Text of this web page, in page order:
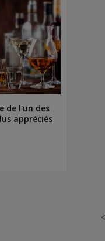
de l'un des
appréciés